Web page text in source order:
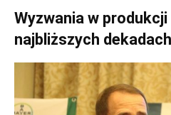
Wyzwania w
najbliższych dekadach